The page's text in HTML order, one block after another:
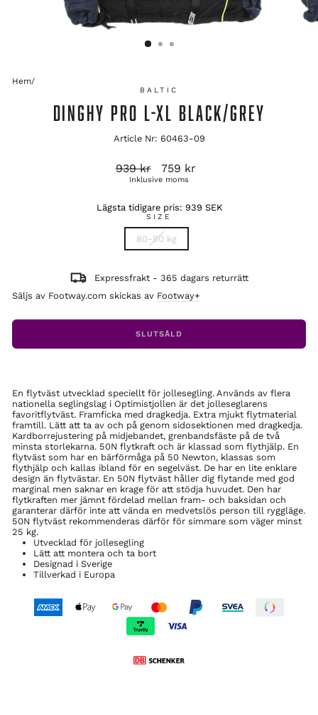
Hem/
BALTIC
DINGHY PRO L-XL BLACK/GREY
Article Nr: 60463-09
Ordinarie
pris
939 kr Reapris
759 kr
Inklusive moms
Lägsta tidigare pris: 939 SEK
SIZE
80-90 kg
Expressfrakt - 365 dagars returrätt
Säljs av Footway.com skickas av Footway+
SLUTSÅLD
En flytväst utvecklad speciellt för jollesegling. Används av flera
nationella seglingslag i Optimistjollen är det jolleseglarens
favoritflytväst. Framficka med dragkedja. Extra mjukt flytmaterial
framtill. Lätt att ta av och på genom sidosektionen med dragkedja.
Kardborrejustering på midjebandet, grenbandsfäste på de två
minsta storlekarna. 50N flytkraft och är klassad som flythjälp. En
flytväst som har en bärförmåga på 50 Newton, klassas som
flythjälp och kallas ibland för en segelväst. De har en lite enklare
design än flytvästar. En 50N flytväst håller dig flytande med god
marginal men saknar en krage för att stödja huvudet. Den har
flytkraften mer jämnt fördelad mellan fram- och baksidan och
garanterar därför inte att vända en medvetslös person till ryggläge.
50N flytväst rekommenderas därför för simmare som väger minst
25 kg.
Utvecklad för jollesegling
Lätt att montera och ta bort
Designad i Sverige
Tillverkad i Europa